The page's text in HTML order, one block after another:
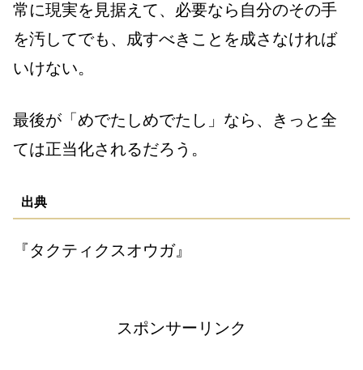
常に現実を見据えて、必要なら自分のその手
を汚してでも、成すべきことを成さなければ
いけない。
最後が「めでたしめでたし」なら、きっと全
ては正当化されるだろう。
出典
『タクティクスオウガ』
スポンサーリンク